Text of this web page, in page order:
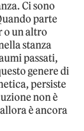
Ci sono
parte
o un altro
stanza
passati,
genere di
persiste
non è
è ancora